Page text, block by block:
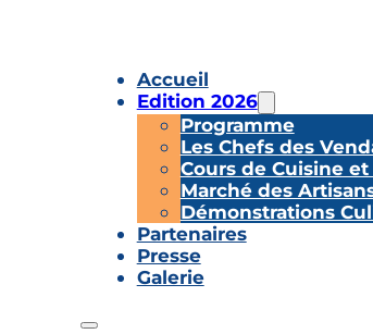
Accueil
Edition 2026
Programme
Les Chefs des
Cours de Cuisine
Marché des
Démonstrations
Partenaires
Presse
Galerie